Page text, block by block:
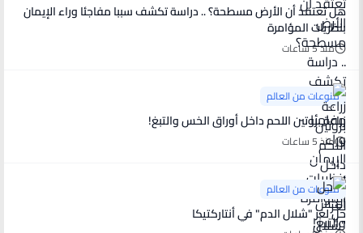
هل تعتقد أن الأرض مسطحة؟ .. دراسة تكشف سببا مفاجئا وراء الإيمان
بنظريات المؤامرة
منذ 5 ساعات
منوعات من العالم
زراعة بروتين اللحم داخل أوراق الخس والتبغ!
منذ 5 ساعات
منوعات من العالم
حل لغز "شلال الدم" في أنتاركتيكا